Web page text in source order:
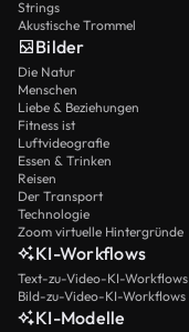
Strings
Akustische Trommel
Bilder
Die Natur
Menschen
Liebe & Beziehungen
Fitness ist
Luftvideografie
Essen & Trinken
Reisen
Der Transport
Technologie
Zoom virtuelle Hintergründe
KI-Workflows
Text-zu-Video-KI-Workflows
Bild-zu-Video-KI-Workflows
KI-Modelle